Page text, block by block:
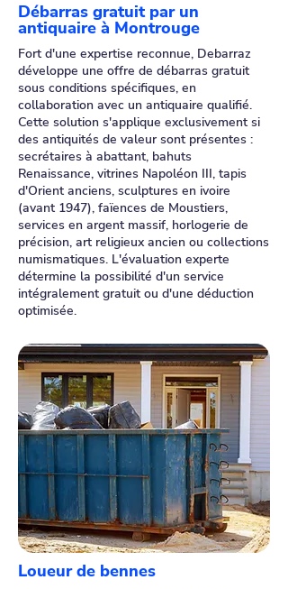
Débarras gratuit par un
antiquaire à Montrouge
Fort d'une expertise reconnue, Debarraz
développe une offre de débarras gratuit
sous conditions spécifiques, en
collaboration avec un antiquaire qualifié.
Cette solution s'applique exclusivement si
des antiquités de valeur sont présentes :
secrétaires à abattant, bahuts
Renaissance, vitrines Napoléon III, tapis
d'Orient anciens, sculptures en ivoire
(avant 1947), faïences de Moustiers,
services en argent massif, horlogerie de
précision, art religieux ancien ou collections
numismatiques. L'évaluation experte
détermine la possibilité d'un service
intégralement gratuit ou d'une déduction
optimisée.
Loueur de bennes